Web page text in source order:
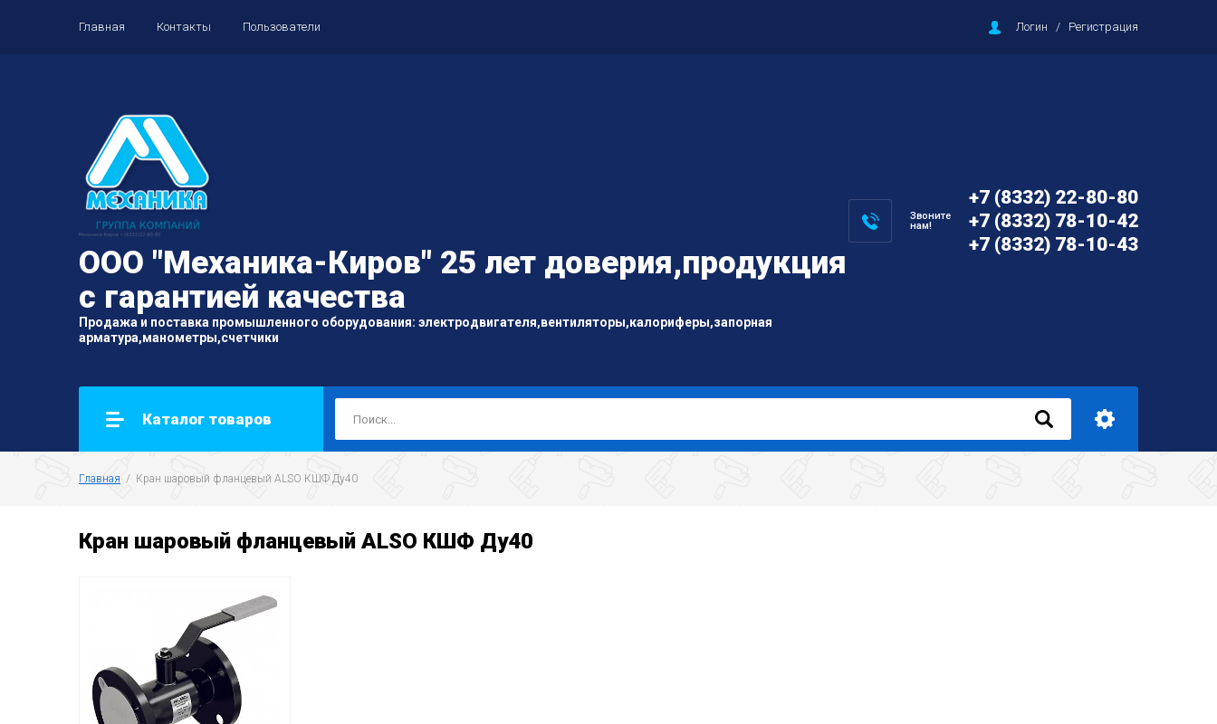
Главная Контакты Пользователи Логин / Регистрация
ООО "Механика-Киров" 25 лет доверия,продукция
с гарантией качества
Продажа и поставка промышленного оборудования: электродвигателя,вентиляторы,калориферы,запорная
арматура,манометры,счетчики
Звоните
нам!
+7 (8332) 22-80-80
+7 (8332) 78-10-42
+7 (8332) 78-10-43
Каталог товаров
Главная
  /  Кран шаровый фланцевый ALSO КШФ Ду40
Кран шаровый фланцевый ALSO КШФ Ду40